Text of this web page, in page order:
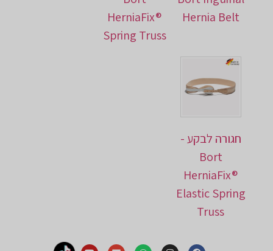
Hernia Belt
HerniaFix®
Spring Truss
חגורה לבקע -
Bort
HerniaFix®
Elastic Spring
Truss